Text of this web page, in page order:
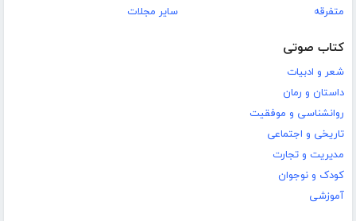
متفرقه
سایر مجلات
کتاب صوتی
شعر و ادبیات
داستان و رمان
روانشناسی و موفقیت
تاریخی و اجتماعی
مدیریت و تجارت
کودک و نوجوان
آموزشی